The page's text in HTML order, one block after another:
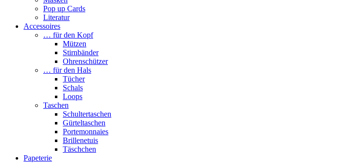
Pop up Cards
Literatur
Accessoires
… für den Kopf
Mützen
Stirnbänder
Ohrenschützer
… für den Hals
Tücher
Schals
Loops
Taschen
Schultertaschen
Gürteltaschen
Portemonnaies
Brillenetuis
Täschchen
Papeterie